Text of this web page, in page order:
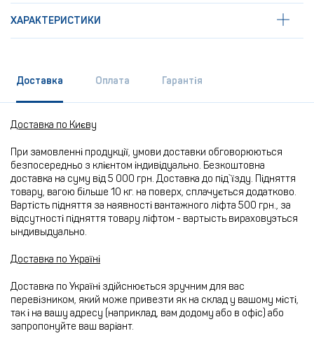
ХАРАКТЕРИСТИКИ
Доставка Оплата Гарантія
Доставка по Києву
При замовленні продукції, умови доставки обговорюються
безпосередньо з клієнтом індивідуально. Безкоштовна
доставка на суму від 5 000 грн. Доставка до під`їзду. Підняття
товару, вагою більше 10 кг. на поверх, сплачується додатково.
Вартість підняття за наявності вантажного ліфта 500 грн., за
відсутності підняття товару ліфтом - вартысть вираховуэться
ындивыдуально.
Доставка по Україні
Доставка по Україні здійснюється зручним для вас
перевізником, який може привезти як на склад у вашому місті,
так і на вашу адресу (наприклад, вам додому або в офіс) або
запропонуйте ваш варіант.